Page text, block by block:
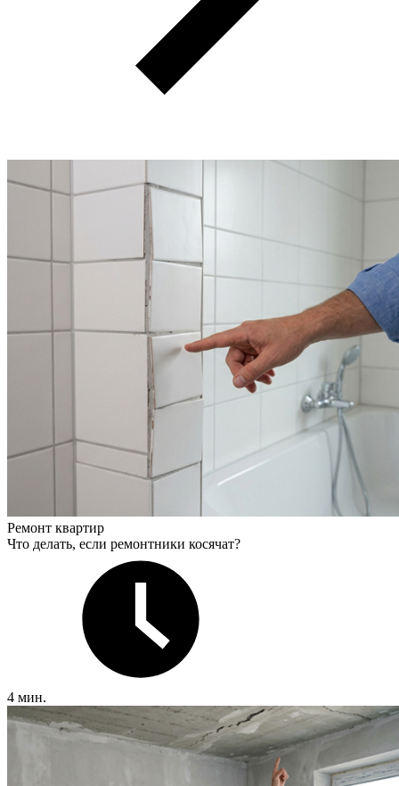
Ремонт квартир
Что делать, если ремонтники косячат?
4 мин.